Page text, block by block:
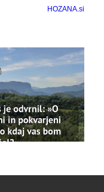
updated their
the